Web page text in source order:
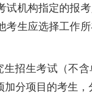
试机构指定的报
考生应选择工作
招生考试（不含
分项目的考生，